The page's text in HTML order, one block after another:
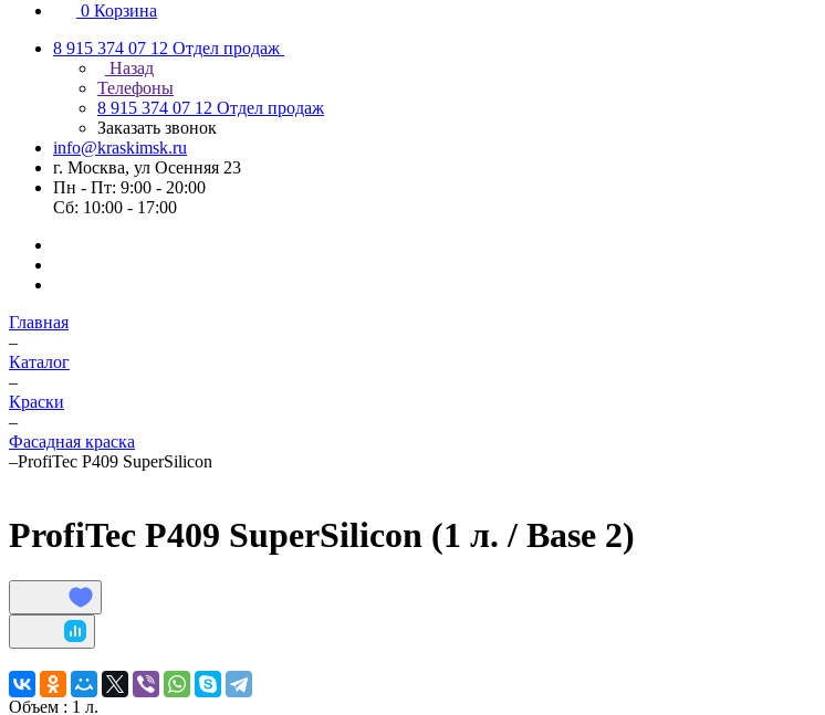
0 Корзина
8 915 374 07 12 Отдел продаж
Назад
Телефоны
8 915 374 07 12 Отдел продаж
Заказать звонок
info@kraskimsk.ru
г. Москва, ул Осенняя 23
Пн - Пт: 9:00 - 20:00
Сб: 10:00 - 17:00
Главная
–
Каталог
–
Краски
–
Фасадная краска
–ProfiTec P409 SuperSilicon
ProfiTec P409 SuperSilicon (1 л. / Base 2)
Объем : 1 л.